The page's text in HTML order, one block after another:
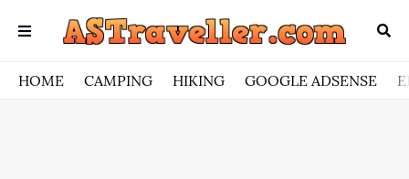
HOME CAMPING HIKING GOOGLE ADSENSE